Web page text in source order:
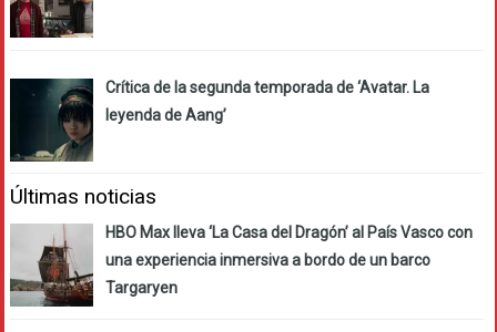
Crítica de la segunda temporada de ‘Avatar. La
leyenda de Aang’
Últimas noticias
HBO Max lleva ‘La Casa del Dragón’ al País Vasco con
una experiencia inmersiva a bordo de un barco
Targaryen